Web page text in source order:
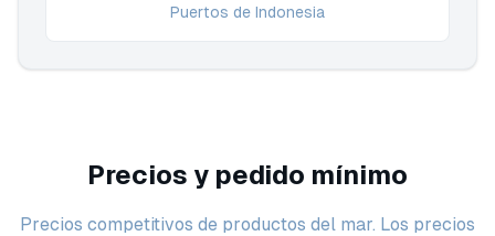
Puertos de Indonesia
Precios y pedido mínimo
Precios competitivos de productos del mar. Los precios